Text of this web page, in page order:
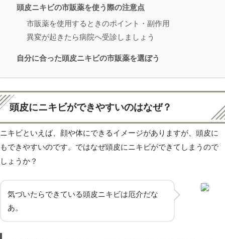
頭皮ニキビの市販薬を使う際の注意点
市販薬を使用するときのポイント・副作用
異変が起きたら病院へ受診しましょう
自分に合った頭皮ニキビの市販薬を選ぼう
頭皮にニキビができやすいのはなぜ？
ニキビといえば、顔や体にできるイメージがありますが、頭皮に
もできやすいのです。ではなぜ頭皮にニキビができてしまうので
しょうか？
気づいたらできている頭皮ニキビは厄介だな
あ。